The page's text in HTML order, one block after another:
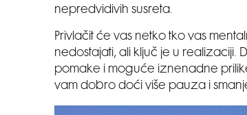
nepredvidivih susreta.
Privlačit će vas netko tko vas
nedostajati, ali ključ je u realizaciji.
pomake i moguće iznenadne
vam dobro doći više pauza i